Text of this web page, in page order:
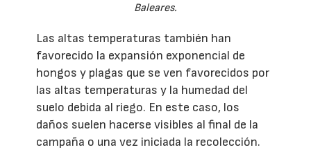
Baleares.
Las altas temperaturas también han
favorecido la expansión exponencial de
hongos y plagas que se ven favorecidos por
las altas temperaturas y la humedad del
suelo debida al riego. En este caso, los
daños suelen hacerse visibles al final de la
campaña o una vez iniciada la recolección.